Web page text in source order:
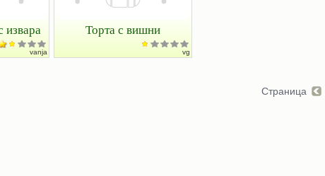
извара
vanja
Торта с вишни
vg
Страница